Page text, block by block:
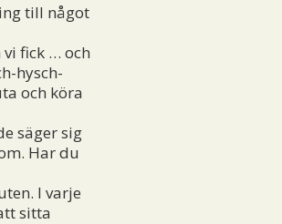
till något
fick … och
hysch-
och köra
säger sig
Har du
I varje
sitta